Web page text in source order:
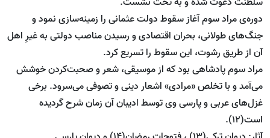
دوره‌ی مراد سوم آغاز سقوط دولت عثمانی را زمینه‌سازی نمود و
جنگ‌های طولانی، بحران اقتصادی و رسیدن مناصب دولتی به غیرِ اهل
آن از طریق رشوت، این سقوط را تسریع کرد.
مراد سوم پادشاهی بود که از موسیقی، شعر و صحبت‌کردن خوشش
می‌آمد و با تخلص «مرادی» اشعار دینی و تصوفی می‌سرود. برخی
غزل‌های عربی و پارسی وی توسط ادیبان آن زمان شرح گردیده
است(12).